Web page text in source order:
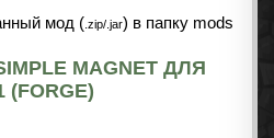
мод ( .zip/.jar) в папку mods
MAGNET ДЛЯ